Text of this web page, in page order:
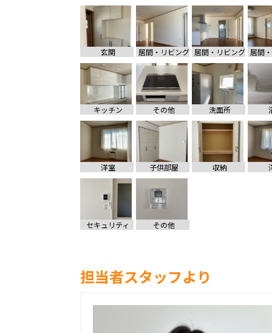
玄関 居間・リビング 居間・リビング 居間
キッチン その他 洗面所
洋室 子供部屋 収納
セキュリティ その他
担当者スタッフより